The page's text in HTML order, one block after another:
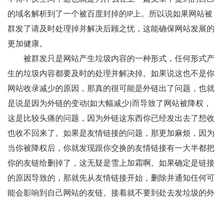
的域名解析到了一个被百度封掉的IP上。所以说如果网站被
群发了请及时处理掉并解决后顾之忧，这能确保网站发展的
更加健康。
被群发只是网站产生垃圾内容的一种形式，任何形式产
生的垃圾内容都要及时的处理并解决掉。如果说这也不是你
网站收录减少的原因，那真的很可能是外链出了问题，也就
是说是因为外链的变动(如大幅减少)而导致了网站被降权，
这是比较头痛的问题，因为外链这东西你已经发出去了想收
也收不回来了。如果是友情链接的问题，那更加麻烦，因为
当你被降权后，你就发现跟你交换的友情链接有一大半都把
你的友链给删掉了，这无疑是雪上加霜啊。如果确定是链接
的原因导致的，那就先从友情链接开始，删除并通知任何可
能会影响到自己网站的友链。接着就不要到处去发垃圾的外